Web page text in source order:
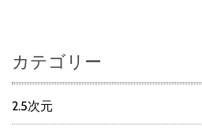
カテゴリー
2.5次元